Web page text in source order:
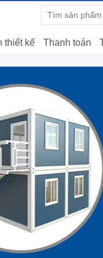
thiết kế Thanh toán